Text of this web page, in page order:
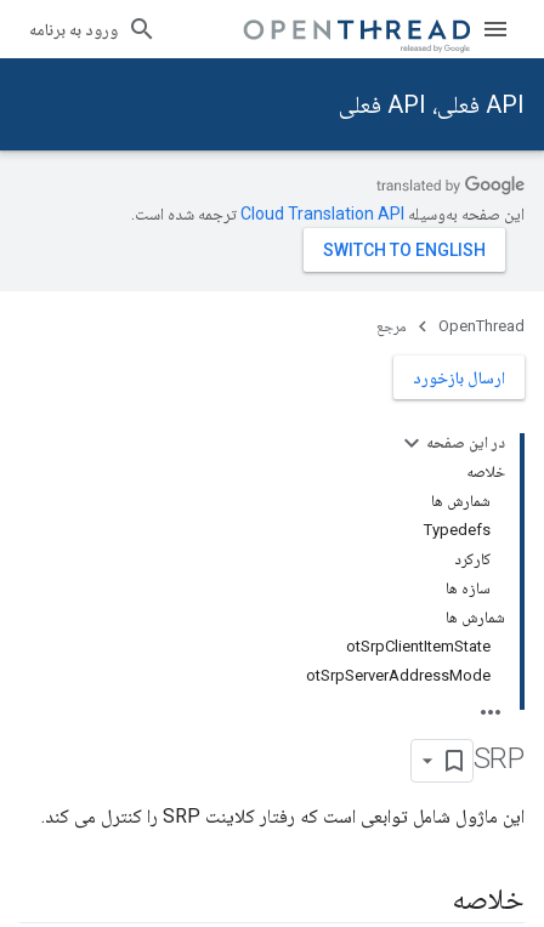
ورود به برنامه
API فعلی، API فعلی
این صفحه به‌وسیله ترجمه شده است.
OpenThread مرجع
ارسال بازخورد
در این صفحه
خلاصه
شمارش ها
Typedefs
کارکرد
سازه ها
شمارش ها
otSrpClientItemState
otSrpServerAddressMode
SRP
این ماژول شامل توابعی است که رفتار کلاینت SRP را کنترل می کند.
خلاصه